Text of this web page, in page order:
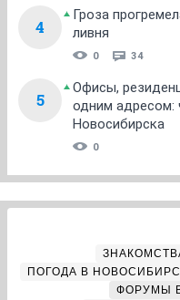
4
Гроза
ливня
0 34
5
Офисы,
одним адресом:
Новосибирска
0
ПОГОДА В
ФОРУМЫ